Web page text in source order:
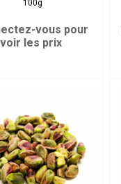
100g
vous pour
voir les prix